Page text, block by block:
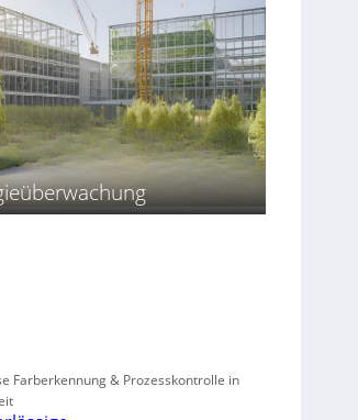
Farberkennung & Prozesskontrolle in